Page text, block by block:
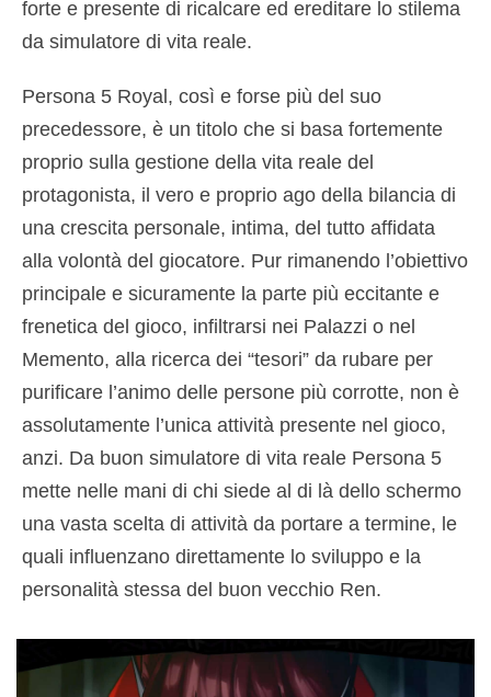
forte e presente di ricalcare ed ereditare lo stilema
da simulatore di vita reale.
Persona 5 Royal, così e forse più del suo
precedessore, è un titolo che si basa fortemente
proprio sulla gestione della vita reale del
protagonista, il vero e proprio ago della bilancia di
una crescita personale, intima, del tutto affidata
alla volontà del giocatore. Pur rimanendo l’obiettivo
principale e sicuramente la parte più eccitante e
frenetica del gioco, infiltrarsi nei Palazzi o nel
Memento, alla ricerca dei “tesori” da rubare per
purificare l’animo delle persone più corrotte, non è
assolutamente l’unica attività presente nel gioco,
anzi. Da buon simulatore di vita reale Persona 5
mette nelle mani di chi siede al di là dello schermo
una vasta scelta di attività da portare a termine, le
quali influenzano direttamente lo sviluppo e la
personalità stessa del buon vecchio Ren.